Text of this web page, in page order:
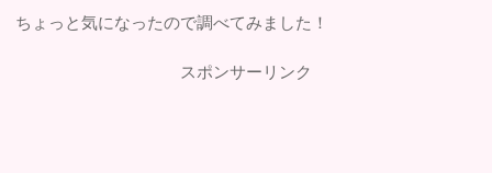
ちょっと気になったので調べてみました！
スポンサーリンク